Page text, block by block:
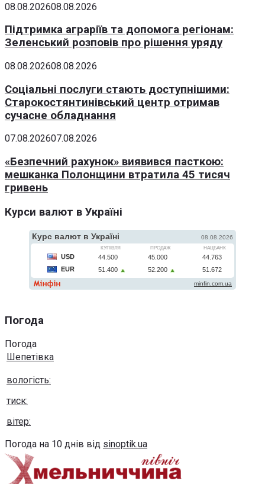
08.08.202608.08.2026
Підтримка аграріїв та допомога регіонам:
Зеленський розповів про рішення уряду
08.08.202608.08.2026
Соціальні послуги стають доступнішими:
Старокостянтинівський центр отримав
сучасне обладнання
07.08.202607.08.2026
«Безпечний рахунок» виявився пасткою:
мешканка Полонщини втратила 45 тисяч
гривень
Курси валют в Україні
Погода
Погода
Шепетівка
вологість:
тиск:
вітер:
Погода на 10 днів від sinoptik.ua